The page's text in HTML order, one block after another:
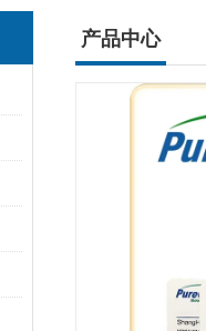
产品中心